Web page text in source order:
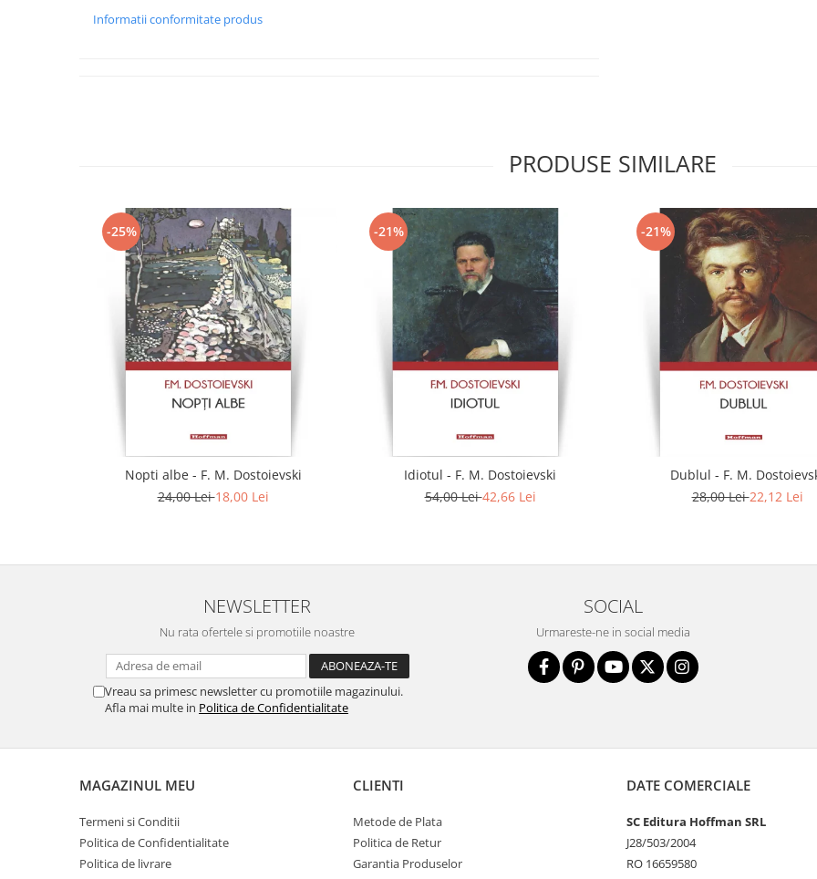
Informatii conformitate produs
PRODUSE SIMILARE
-25%
Nopti albe - F. M. Dostoievski
24,00 Lei18,00 Lei
-21%
Idiotul - F. M. Dostoievski
54,00 Lei42,66 Lei
-21%
Dublul - F. M.
28,00 Lei22,12 Lei
NEWSLETTER
Nu rata ofertele si promotiile noastre
Vreau sa primesc newsletter cu promotiile magazinului.
Afla mai multe in Politica de Confidentialitate
SOCIAL
Urmareste-ne in social media
MAGAZINUL MEU
Termeni si Conditii
Politica de Confidentialitate
Politica de livrare
CLIENTI
Metode de Plata
Politica de Retur
Garantia Produselor
DATE COMERCIALE
SC Editura Hoffman SRL
J28/503/2004
RO 16659580